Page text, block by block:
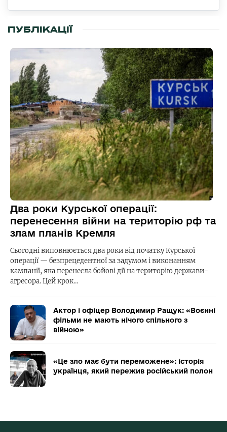
ПУБЛІКАЦІЇ
Два роки Курської операції:
перенесення війни на територію рф та
злам планів Кремля
Сьогодні виповнюється два роки від початку Курської
операції — безпрецедентної за задумом і виконанням
кампанії, яка перенесла бойові дії на територію держави-
агресора. Цей крок…
Актор і офіцер Володимир Ращук: «Воєнні
фільми не мають нічого спільного з
війною»
«Це зло має бути переможене»: історія
українця, який пережив російський полон